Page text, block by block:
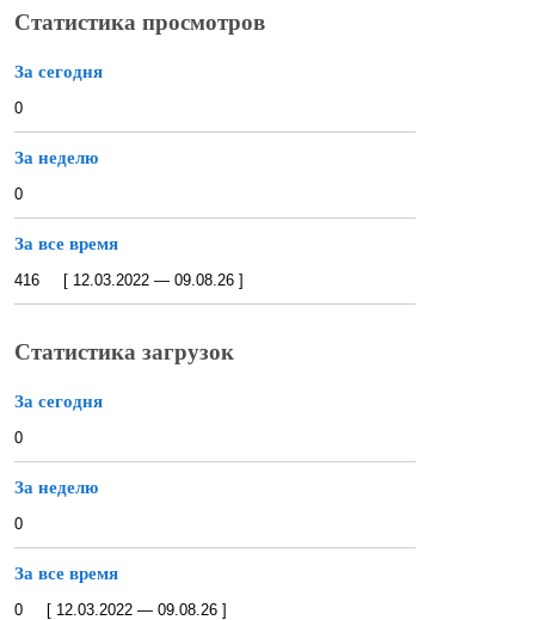
Статистика просмотров
За сегодня
0
За неделю
0
За все время
416 [ 12.03.2022 — 09.08.26 ]
Статистика загрузок
За сегодня
0
За неделю
0
За все время
0 [ 12.03.2022 — 09.08.26 ]